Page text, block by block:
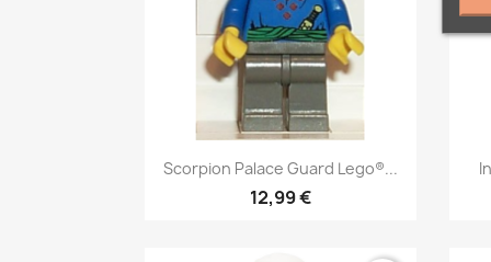
 Aperçu rapide
Scorpion Palace Guard Lego®...
12,99 €